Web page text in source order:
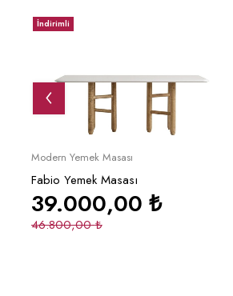
İndirimli
Sepete Ekle
Modern Yemek Masası
Fabio Yemek Masası
46.800,00₺
39.000,00 ₺